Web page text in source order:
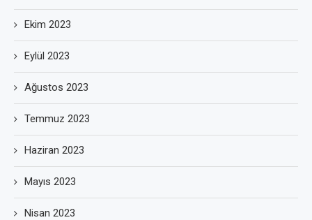
Ekim 2023
Eylül 2023
Ağustos 2023
Temmuz 2023
Haziran 2023
Mayıs 2023
Nisan 2023